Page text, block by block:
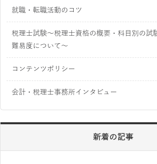
就職・転職活動のコツ
税理士試験～税理士資格の概要・科目別の試
難易度について～
コンテンツポリシー
会計・税理士事務所インタビュー
新着の記事